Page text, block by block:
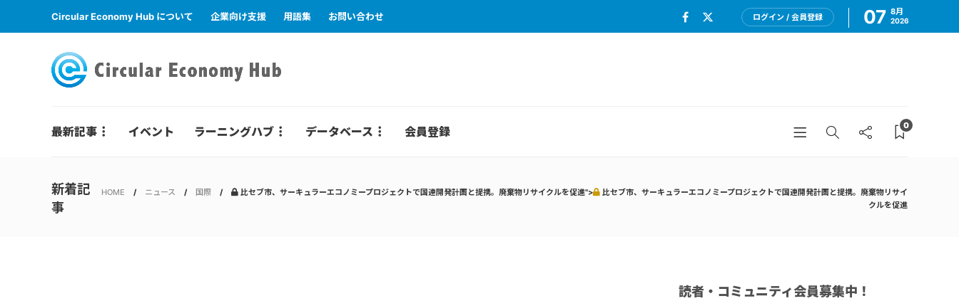
Circular Economy Hub について 企業向け支援 用語集 お問い合わせ ログイン / 会員登録 07 8月
2026
最新記事 イベント ラーニングハブ データベース 会員登録 0
新着記
事
HOME ニュース 国際 比セブ市、サーキュラーエコノミープロジェクトで国連開発計画と提携。廃棄物リサイクルを促進">
比セブ市、サーキュラーエコノミープロジェクトで国連開発計画と提携。廃棄物リサイ
クルを促進
読者・コミュニティ会員募集中！